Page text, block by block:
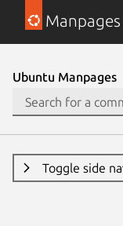
Manpages
Ubuntu Manpages
Toggle side